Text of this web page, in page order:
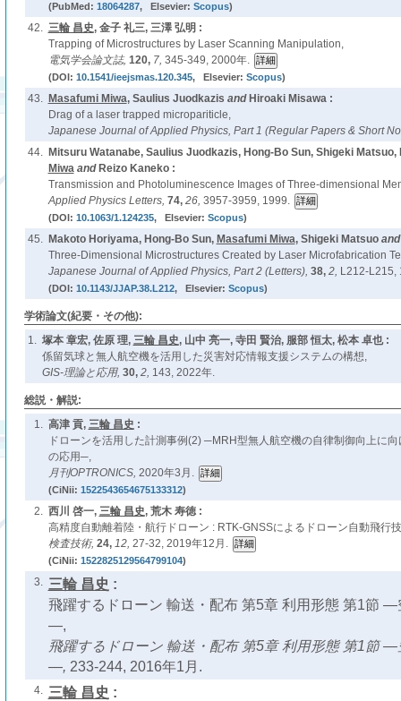
(PubMed: 18064287, Elsevier: Scopus)
42. 三輪 昌史, 金子 礼三, 三澤 弘明 :
Trapping of Microstructures by Laser Scanning Manipulation,
電気学会論文誌, 120, 7, 345-349, 2000年.
(DOI: 10.1541/ieejsmas.120.345, Elsevier: Scopus)
43. Masafumi Miwa, Saulius Juodkazis and Hiroaki Misawa :
Drag of a laser trapped micropariticle,
Japanese Journal of Applied Physics, Part 1 (Regular Papers & Short
44.
Mitsuru Watanabe, Saulius Juodkazis, Hong-Bo Sun, Shigeki
Miwaand Reizo Kaneko :
Transmission and Photoluminescence Images of Three-dimensional
Applied Physics Letters, 74, 26, 3957-3959, 1999.
(DOI: 10.1063/1.124235, Elsevier: Scopus)
45. Makoto Horiyama, Hong-Bo Sun, Masafumi Miwa, Shigeki Matsuo
Three-Dimensional Microstructures Created by Laser Microfabrication
Japanese Journal of Applied Physics, Part 2 (Letters), 38, 2, L212-L215,
(DOI: 10.1143/JJAP.38.L212, Elsevier: Scopus)
学術論文(紀要・その他):
1. 塚本 章宏, 佐原 理, 三輪 昌史, 山中 亮一, 寺田 賢治, 服部 恒太, 松本 卓也 :
係留気球と無人航空機を活用した災害対応情報支援システムの構想,
GIS-理論と応用, 30, 2, 143, 2022年.
総説・解説:
1. 高津 貢, 三輪 昌史 :
ドローンを活用した計測事例(2) ─MRH型無人航空機の自律制御向上に
の応用─,
月刊OPTRONICS, 2020年3月.
(CiNii: 1522543654675133312)
2. 西川 啓一, 三輪 昌史, 荒木 寿徳 :
高精度自動離着陸・航行ドローン : RTK-GNSSによるドローン自動飛行
検査技術, 24, 12, 27-32, 2019年12月.
(CiNii: 1522825129564799104)
3. 三輪 昌史 :
飛躍するドローン 輸送・配布 第5章 利用形態 第1節
―,
飛躍するドローン 輸送・配布 第5章 利用形態 第1節
―, 233-244, 2016年1月.
4. 三輪 昌史 :